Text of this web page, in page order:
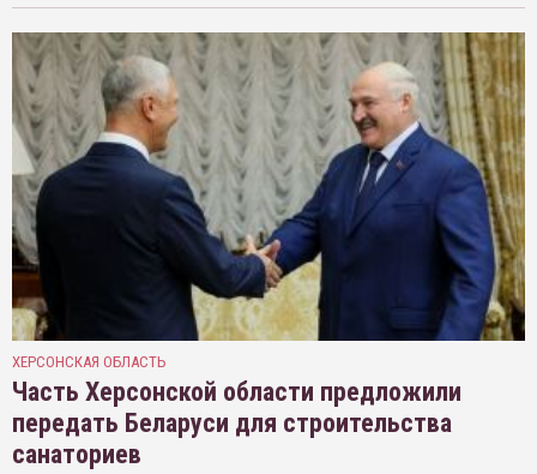
ХЕРСОНСКАЯ ОБЛАСТЬ
Часть Херсонской области предложили
передать Беларуси для строительства
санаториев